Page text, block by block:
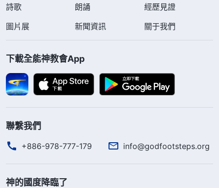
詩歌
朗誦
經歷見證
圖片展
新聞資訊 關于我們
下載全能神教會App
聯繫我們
+886-978-777-179 info@godfootsteps.org
神的國度降臨了